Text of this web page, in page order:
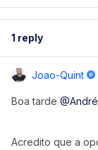
1 reply
Joao-Quint
Boa tarde ​
Acredito que a